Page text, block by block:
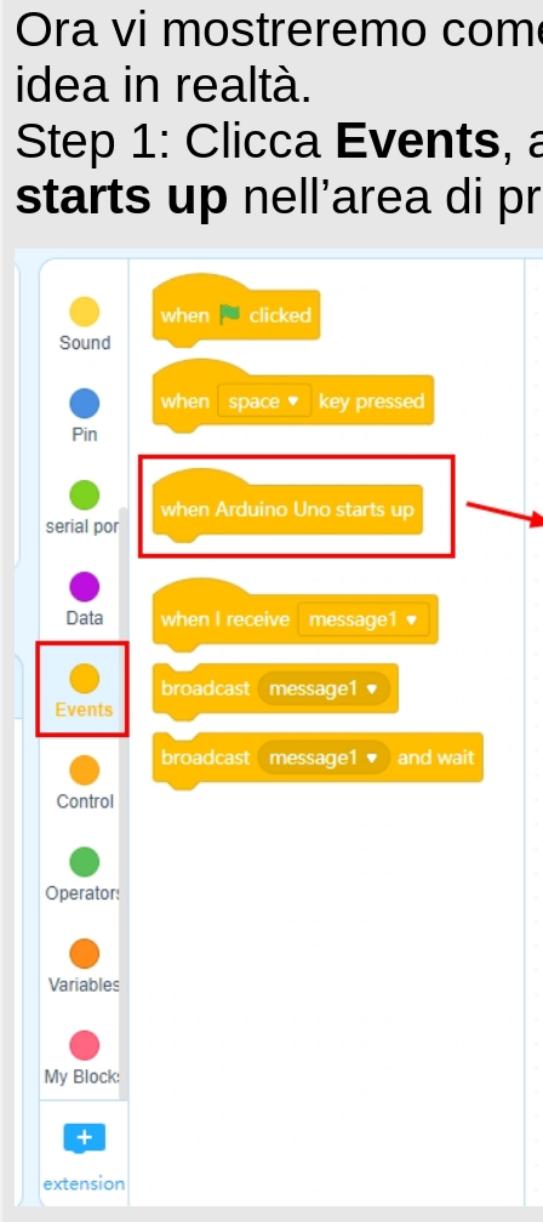
Ora vi mostreremo
idea in realtà.
Step 1: Clicca Events,
starts up nell’area di